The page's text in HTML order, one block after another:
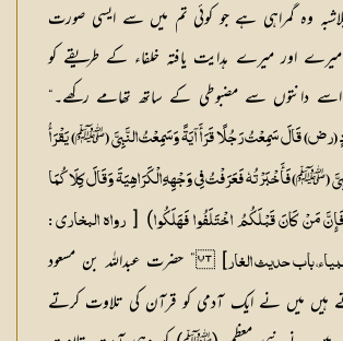
وہ گمراہی ہے جو کوئی تم میں سے ایسی صورت
اور میرے ہدایت یافتہ خلفاء کے طریقے کو
دانتوں سے مضبوطی کے ساتھ تھامے رکھے۔“
(رض) قَالَ سَمِعْتُ رَجُلًا قَرَأَ آیَۃً وَسَمِعْتُ النَّبِیَّ (ﷺ) یَقْرَأُ
(ﷺ) فَأَخْبَرْتُہٗ فَعَرَفْتُ فِی وَجْہِہِ الْکَرَاہِیَۃَ وَقَالَ کِلَاکُمَا
مَنْ کَانَ قَبْلَکُمُ اخْتَلَفُوا فَہَلَکُوا) [رواہ البخاری :
باب حدیث الغار] ” حضرت عبداللہ بن مسعود
میں نے ایک آدمی کو قرآن کی تلاوت کرتے